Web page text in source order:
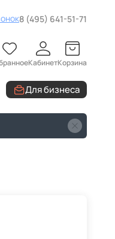
8 (495) 641-51-71
КабинетКорзина
Для бизнеса